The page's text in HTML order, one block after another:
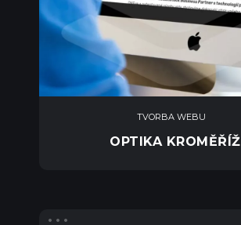
TVORBA WEBU
OPTIKA KROMĚŘÍŽ